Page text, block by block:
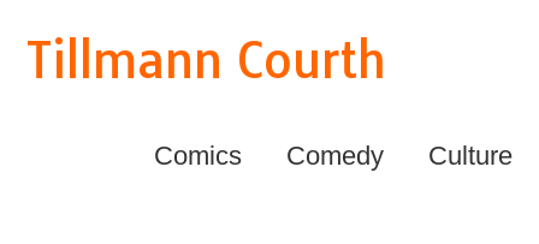
Tillmann Courth
Comics Comedy Culture